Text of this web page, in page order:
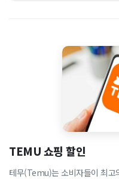
TEMU 쇼핑 할인
테무(Temu)는 소비자들이 최고